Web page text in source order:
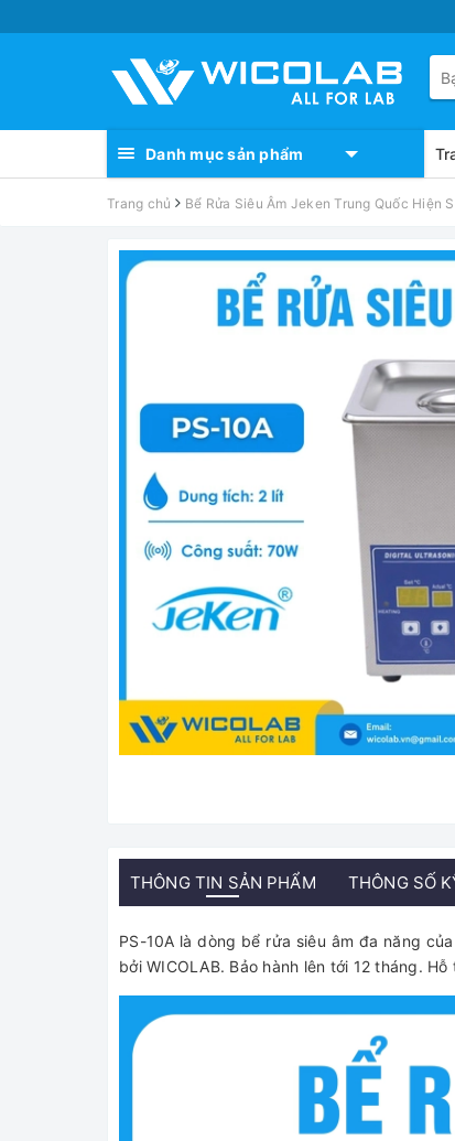
Danh mục sản phẩm
Trang chủ Bể Rửa Siêu Âm Jeken Trung Quốc Hiện
THÔNG TIN SẢN PHẨM THÔNG SỐ
PS-10A là dòng bể rửa siêu âm đa năng
bởi WICOLAB. Bảo hành lên tới 12 tháng.